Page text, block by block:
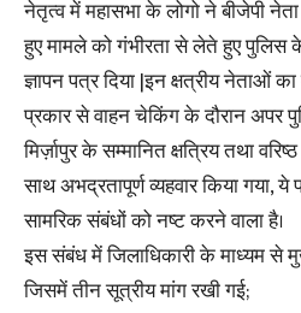
नेतृत्व में महासभा के लोगो ने बीजेपी
हुए मामले को गंभीरता से लेते हुए पुलिस
ज्ञापन पत्र दिया |इन क्षत्रीय नेताओं
प्रकार से वाहन चेकिंग के दौरान अपर
मिर्ज़ापुर के सम्मानित क्षत्रिय तथा
साथ अभद्रतापूर्ण व्यहवार किया
सामरिक संबंधों को नष्ट करने वाला है।
इस संबंध में जिलाधिकारी के माध्यम से
जिसमें तीन सूत्रीय मांग रखी गई;